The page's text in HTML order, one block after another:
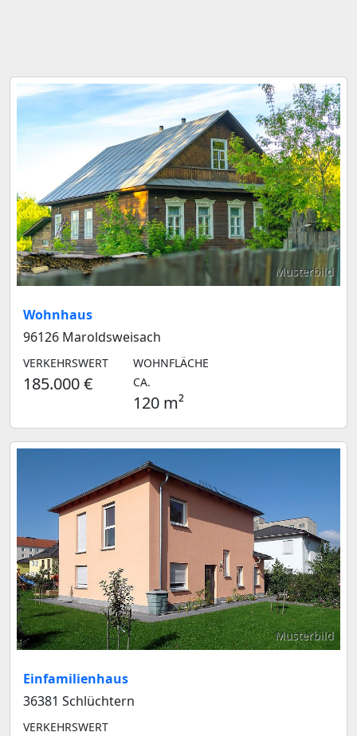
Musterbild
Wohnhaus
96126 Maroldsweisach
VERKEHRSWERT
185.000 €
WOHNFLÄCHE
CA.
120 m²
Musterbild
Einfamilienhaus
36381 Schlüchtern
VERKEHRSWERT